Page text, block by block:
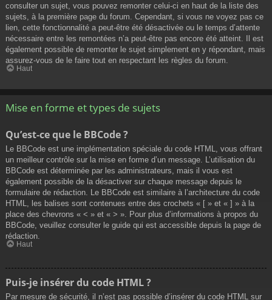
consulter un sujet, vous pouvez remonter celui-ci en haut de la liste des
sujets, à la première page du forum. Cependant, si vous ne voyez pas ce
lien, cette fonctionnalité a peut-être été désactivée ou le temps d’attente
nécessaire entre les remontées n’a peut-être pas encore été atteint. Il est
également possible de remonter le sujet simplement en y répondant, mais
assurez-vous de le faire tout en respectant les règles du forum.
Haut
Mise en forme et types de sujets
Qu’est-ce que le BBCode ?
Le BBCode est une implémentation spéciale du code HTML, vous offrant
un meilleur contrôle sur la mise en forme d’un message. L’utilisation du
BBCode est déterminée par les administrateurs, mais il vous est
également possible de la désactiver sur chaque message depuis le
formulaire de rédaction. Le BBCode est similaire à l’architecture du code
HTML, les balises sont contenues entre des crochets « [ » et « ] » à la
place des chevrons « < » et « > ». Pour plus d’informations à propos du
BBCode, veuillez consulter le guide qui est accessible depuis la page de
rédaction.
Haut
Puis-je insérer du code HTML ?
Par mesure de sécurité, il n’est pas possible d’insérer du code HTML sur